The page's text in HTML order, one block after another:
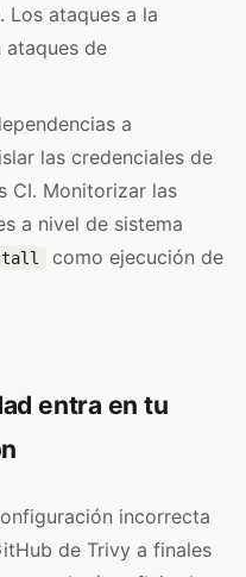
Los ataques a la
ataques de
a
las credenciales de
CI. Monitorizar las
a nivel de sistema
como ejecución de
entra en tu
incorrecta
de Trivy a finales